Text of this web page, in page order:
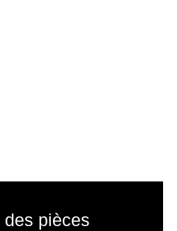
des pièces